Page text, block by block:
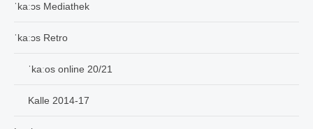
ˈkaːɔs Mediathek
ˈkaːɔs Retro
ˈkaːos online 20/21
Kalle 2014-17